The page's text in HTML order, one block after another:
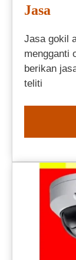
Jasa
Jasa gokil
mengganti
berikan
teliti